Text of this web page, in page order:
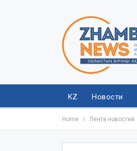
KZ Новости
Home Лента новостей